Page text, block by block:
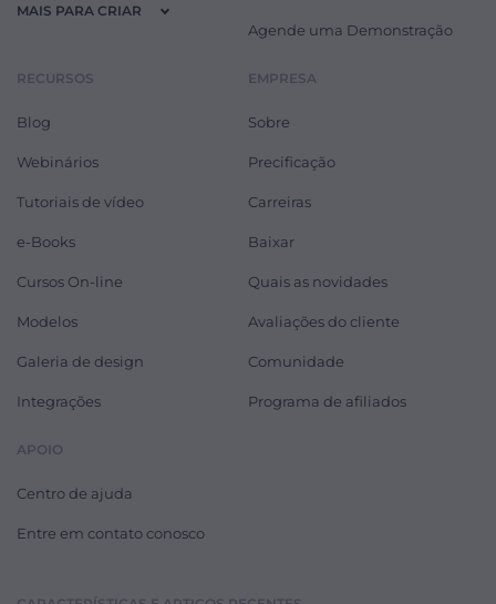
MAIS PARA CRIAR
Agende uma Demonstração
RECURSOS
Blog
Webinários
Tutoriais de vídeo
e-Books
Cursos On-line
Modelos
Galeria de design
Integrações
EMPRESA
Sobre
Precificação
Carreiras
Baixar
Quais as novidades
Avaliações do cliente
Comunidade
Programa de afiliados
APOIO
Centro de ajuda
Entre em contato conosco